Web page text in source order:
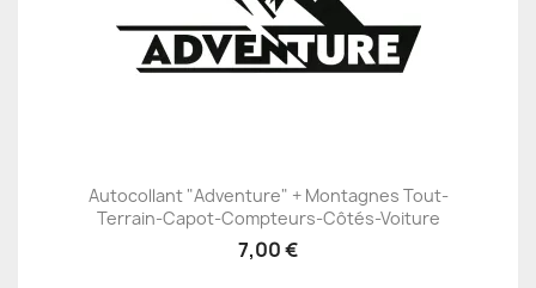
Autocollant "Adventure" + Montagnes Tout-
Terrain-Capot-Compteurs-Côtés-Voiture
7,00 €